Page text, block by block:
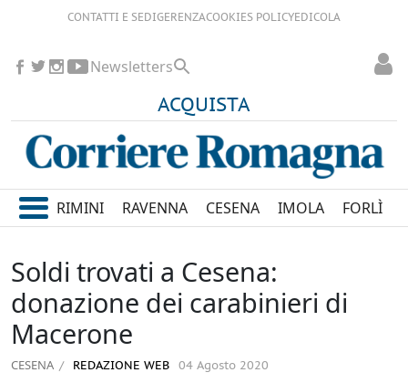
CONTATTI E SEDIGERENZACOOKIES POLICYEDICOLA
ACQUISTA
Newsletters
RIMINI RAVENNA CESENA IMOLA FORLÌ
Soldi trovati a Cesena:
donazione dei carabinieri di
Macerone
CESENA REDAZIONE WEB 04 Agosto 2020